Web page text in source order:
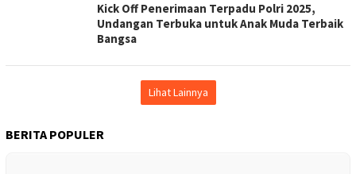
Kick Off Penerimaan Terpadu Polri 2025,
Undangan Terbuka untuk Anak Muda Terbaik
Bangsa
Lihat Lainnya
BERITA POPULER